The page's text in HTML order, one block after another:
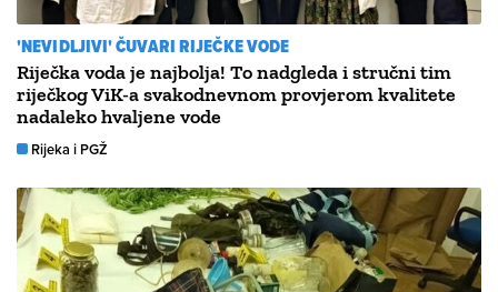
'NEVIDLJIVI' ČUVARI RIJEČKE VODE
Riječka voda je najbolja! To nadgleda i stručni tim
riječkog ViK-a svakodnevnom provjerom kvalitete
nadaleko hvaljene vode
Rijeka i PGŽ